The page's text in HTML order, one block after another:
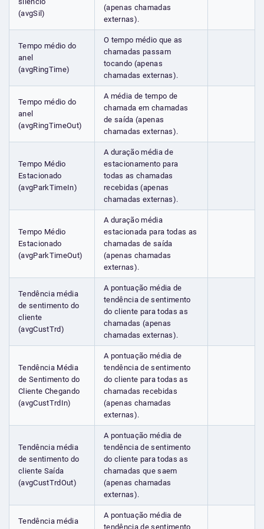
(avgSil)
(apenas chamadas
externas).
Tempo médio do
anel
(avgRingTime)
O tempo médio que as
chamadas passam
tocando (apenas
chamadas externas).
Tempo médio do
anel
(avgRingTimeOut)
A média de tempo de
chamada em chamadas
de saída (apenas
chamadas externas).
Tempo Médio
Estacionado
(avgParkTimeIn)
A duração média de
estacionamento para
todas as chamadas
recebidas (apenas
chamadas externas).
Tempo Médio
Estacionado
(avgParkTimeOut)
A duração média
estacionada para todas as
chamadas de saída
(apenas chamadas
externas).
Tendência média
de sentimento do
cliente
(avgCustTrd)
A pontuação média de
tendência de sentimento
do cliente para todas as
chamadas (apenas
chamadas externas).
Tendência Média
de Sentimento do
Cliente Chegando
(avgCustTrdIn)
A pontuação média de
tendência de sentimento
do cliente para todas as
chamadas recebidas
(apenas chamadas
externas).
Tendência média
de sentimento do
cliente Saída
(avgCustTrdOut)
A pontuação média de
tendência de sentimento
do cliente para todas as
chamadas que saem
(apenas chamadas
externas).
Tendência média
A pontuação média de
tendência de sentimento